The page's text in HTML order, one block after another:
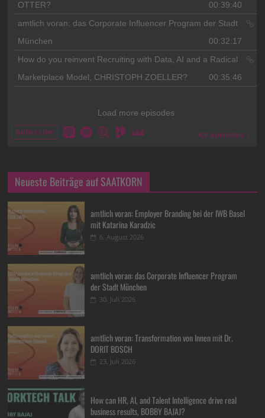
Neueste Beiträge auf SAATKORN
amtlich voran: Employer Branding bei der IWB Basel
mit Katarina Karadzic
6. August 2026
amtlich voran: das Corporate Influencer Program
der Stadt München
30. Juli 2026
amtlich voran: Transformation von Innen mit Dr.
DORIT BOSCH
23. Juli 2026
How can HR, AI, and Talent Intelligence drive real
business results, BOBBY BAJAJ?